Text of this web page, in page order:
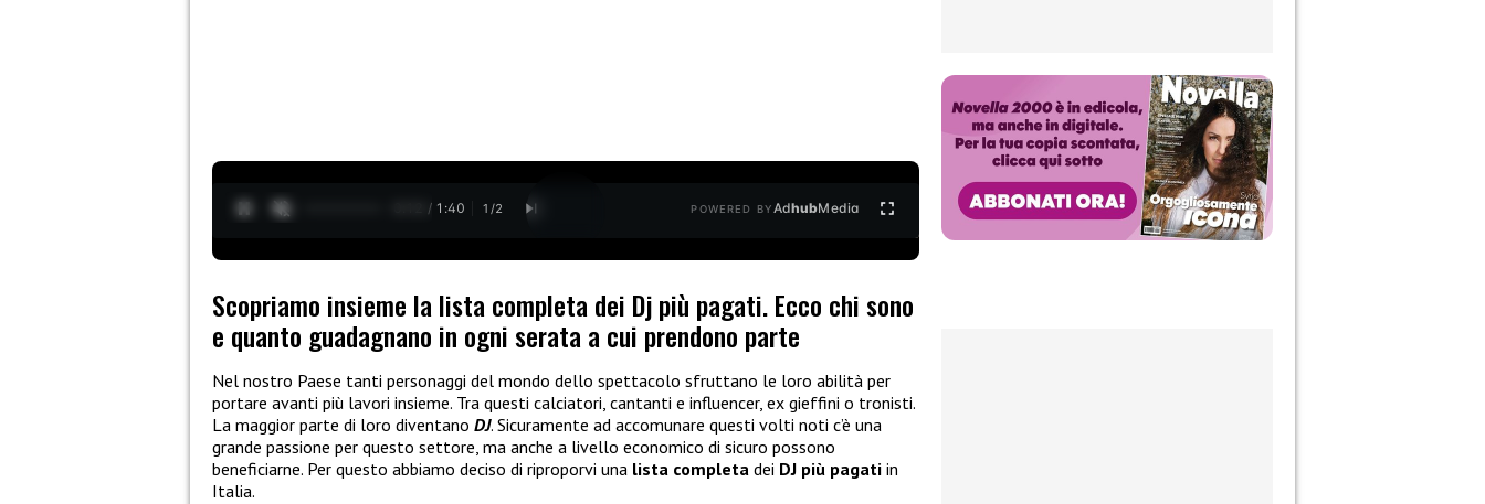
0:13 / 1:40 1 /2 POWERED BYAdhubMedia
Scopriamo insieme la lista completa dei Dj più pagati. Ecco chi sono
e quanto guadagnano in ogni serata a cui prendono parte
Nel nostro Paese tanti personaggi del mondo dello spettacolo sfruttano le loro abilità per
portare avanti più lavori insieme. Tra questi calciatori, cantanti e influencer, ex gieffini o tronisti.
La maggior parte di loro diventano DJ. Sicuramente ad accomunare questi volti noti c’è una
grande passione per questo settore, ma anche a livello economico di sicuro possono
beneficiarne. Per questo abbiamo deciso di riproporvi una lista completa dei DJ più pagati in
Italia.